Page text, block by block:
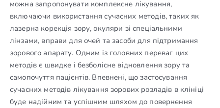
можна запропонувати комплексне лікування,
включаючи використання сучасних методів, таких як
лазерна корекція зору, окуляри зі спеціальними
лінзами, вправи для очей та засоби для підтримання
зорового апарату. Одним із головних переваг цих
методів є швидке і безболісне відновлення зору та
самопочуття пацієнтів. Впевнені, що застосування
сучасних методів лікування зорових розладів в клініці
буде надійним та успішним шляхом до повернення